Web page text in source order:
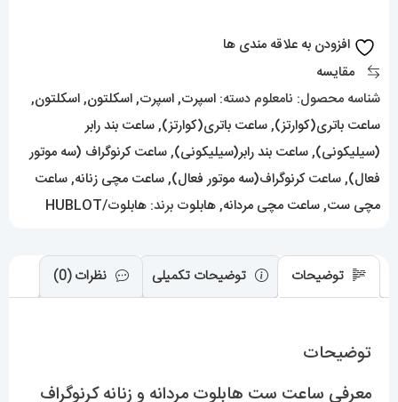
کرنوگراف
مشکی
صفحه
مشکی
01652
HUBLOT
BIG
عدد
افزودن به علاقه مندی ها
مقایسه
شناسه محصول: نامعلوم دسته: اسپرت,اسپرت,اسکلتون,اسکلتون,
ساعت باتری(کوارتز),ساعت باتری(کوارتز),ساعت بند رابر
(سیلیکونی),ساعت بند رابر(سیلیکونی),ساعت کرنوگراف (سه موتور
فعال),ساعت کرنوگراف(سه موتور فعال),ساعت مچی زنانه,ساعت
مچی ست,ساعت مچی مردانه,هابلوت برند: هابلوت/HUBLOT
توضیحات توضیحات تکمیلی نظرات (0)
توضیحات
معرفی ساعت ست هابلوت مردانه و زنانه کرنوگراف